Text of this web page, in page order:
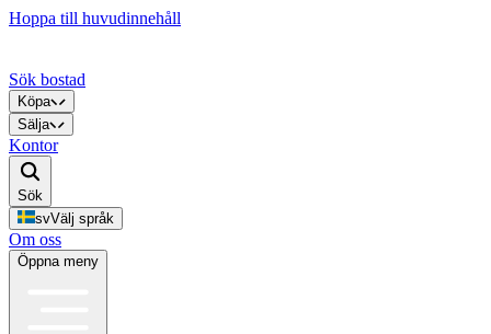
Hoppa till huvudinnehåll
Sök bostad
Köpa
Sälja
Kontor
Sök
svVälj språk
Om oss
Öppna meny